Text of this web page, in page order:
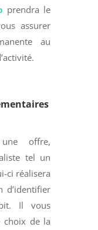
prendra le
assurer
au
offre,
tel un
ci réalisera
d’identifier
Il vous
choix de la